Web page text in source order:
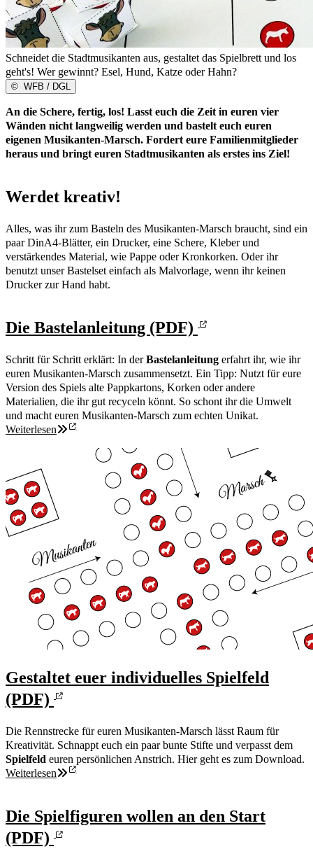
Schneidet die Stadtmusikanten aus, gestaltet das Spielbrett und los
geht's! Wer gewinnt? Esel, Hund, Katze oder Hahn?
© WFB / DGL
An die Schere, fertig, los! Lasst euch die Zeit in euren vier
Wänden nicht langweilig werden und bastelt euch euren
eigenen Musikanten-Marsch. Fordert eure Familienmitglieder
heraus und bringt euren Stadtmusikanten als erstes ins Ziel!
Werdet kreativ!
Alles, was ihr zum Basteln des Musikanten-Marsch braucht, sind ein
paar DinA4-Blätter, ein Drucker, eine Schere, Kleber und
verstärkendes Material, wie Pappe oder Kronkorken. Oder ihr
benutzt unser Bastelset einfach als Malvorlage, wenn ihr keinen
Drucker zur Hand habt.
Die Bastelanleitung (PDF)
Schritt für Schritt erklärt: In derBastelanleitung erfahrt ihr, wie ihr
euren Musikanten-Marsch zusammensetzt. Ein Tipp: Nutzt für eure
Version des Spiels alte Pappkartons, Korken oder andere
Materialien, die ihr gut recyceln könnt. So schont ihr die Umwelt
und macht euren Musikanten-Marsch zum echten Unikat.
Weiterlesen
Gestaltet euer individuelles Spielfeld
(PDF)
Die Rennstrecke für euren Musikanten-Marsch lässt Raum für
Kreativität. Schnappt euch ein paar bunte Stifte und verpasst dem
Spielfeld euren persönlichen Anstrich. Hier geht es zum Download.
Weiterlesen
Die Spielfiguren wollen an den Start
(PDF)